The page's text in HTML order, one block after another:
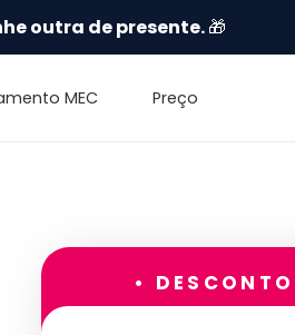
outra de presente.🎁
MEC Preço
•